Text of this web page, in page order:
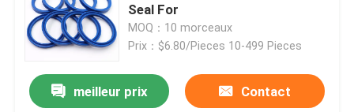
Seal For
MOQ：10 morceaux
Prix：$6.80/Pieces 10-499 Pieces
meilleur prix Contact